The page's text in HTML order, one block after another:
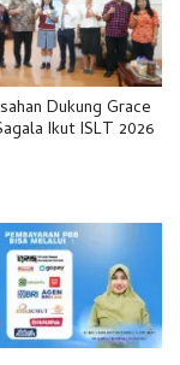
Dukung Grace
Ikut ISLT 2026